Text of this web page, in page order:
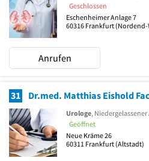
Geschlossen
Eschenheimer Anlage 7
60316 Frankfurt (Nordend-
Anrufen
31 Dr.med. Matthias Eishold
Urologe,
Geöffnet
Neue Kräme 26
60311 Frankfurt (Altstadt)